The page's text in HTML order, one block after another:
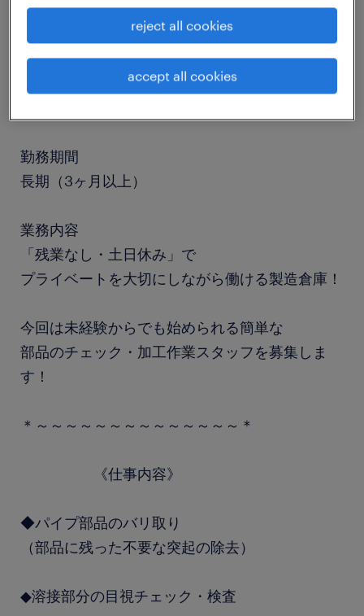
勤務期間
長期（3ヶ月以上）
業務内容
「残業なし・土日休み」で
プライベートを大切にしながら働ける製造倉庫！
今回は未経験からでも始められる簡単な
部品のチェック・加工作業スタッフを募集しま
す！
＊～～～～～～～～～～～～～～＊
《仕事内容》
◆パイプ部品のバリ取り
（部品に残った不要な突起の除去）
◆溶接部分の目視チェック・検査
reject all cookies
accept all cookies